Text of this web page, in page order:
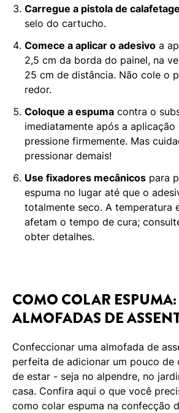
Carregue a pistola de
selo do cartucho.
Comece a aplicar o adesivo a
2,5 cm da borda do painel, na
25 cm de distância. Não cole o
redor.
Coloque a espuma contra o
imediatamente após a
pressione firmemente. Mas
pressionar demais!
Use fixadores mecânicos para
espuma no lugar até que o
totalmente seco. A temperatura
afetam o tempo de cura;
obter detalhes.
COMO COLAR
ALMOFADAS DE
Confeccionar uma almofada de
perfeita de adicionar um pouco de
de estar - seja no alpendre, no
casa. Confira aqui o que você
como colar espuma na confecção